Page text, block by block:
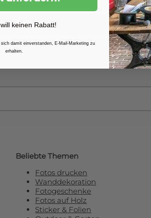
Weitere
unseren Newsletter und
Beliebte Themen
Fotos drucken
Wanddekoration
Fotogeschenke
Fotos auf Holz
Sticker & Folien
keinen Rabatt!
damit einverstanden, E-Mail-Marketing zu
erhalten.